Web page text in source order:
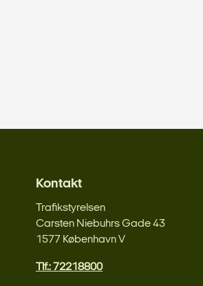
Kontakt
Trafikstyrelsen
Carsten Niebuhrs Gade 43
1577 København V
Tlf.: 72218800